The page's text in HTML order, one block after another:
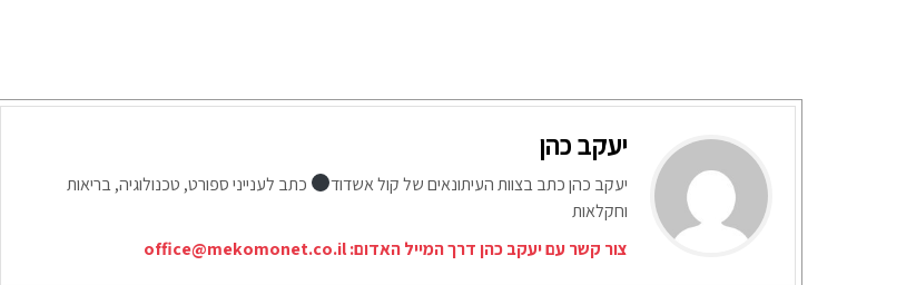
יעקב כהן
יעקב כהן כתב בצוות העיתונאים של קול אשדוד
כתב לענייני ספורט, טכנולוגיה, בריאות
וחקלאות
צור קשר עם יעקב כהן דרך המייל האדום:office@mekomonet.co.il